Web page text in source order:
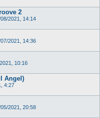
2
08/2021, 14:14
2021, 14:36
10:16
Angel)
4:27
2021, 20:58